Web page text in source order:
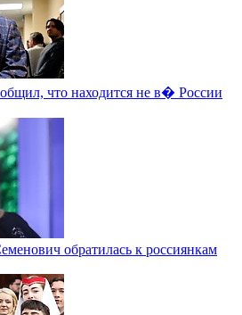
что находится не в� России
обратилась к россиянкам